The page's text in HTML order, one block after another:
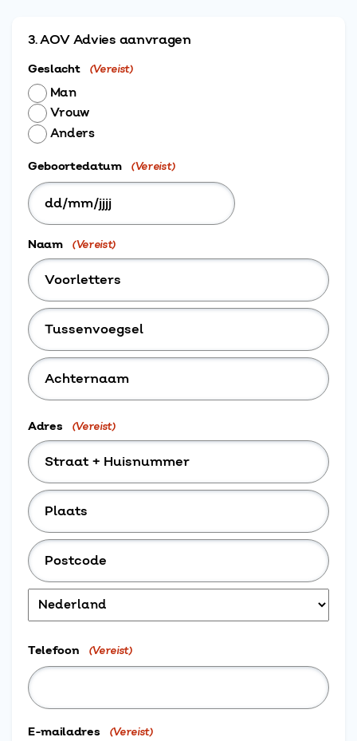
3. AOV Advies aanvragen
Geslacht (Vereist)
Man
Vrouw
Anders
Geboortedatum (Vereist)
DD
slash
MM
slash
JJJJ
Naam (Vereist)
Voorletters
Tussenvoegsel
Adres (Vereist)
Straat
+
huisnummer
Plaats
Postcode
Telefoon (Vereist)
E-mailadres (Vereist)